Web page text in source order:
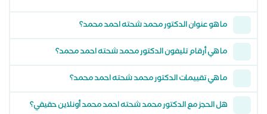
ما هو عنوان الدكتور محمد شحته احمد محمد؟
ما هي أرقام تليفون الدكتور محمد شحته احمد محمد؟
ما هي تقييمات الدكتور محمد شحته احمد محمد؟
هل الحجز مع الدكتور محمد شحته احمد محمد أونلاين حقيقي؟